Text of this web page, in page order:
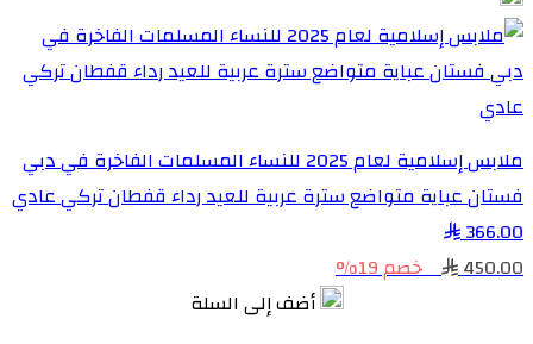
ملابس إسلامية لعام 2025 للنساء المسلمات الفاخرة في دبي
فستان عباية متواضع سترة عربية للعيد رداء قفطان تركي عادي
366.00
450.00
خصم 19%
أضف إلى السلة